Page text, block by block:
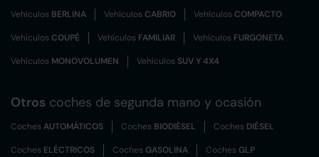
Vehículos BERLINA VehículosCABRIO VehículosCOMPACTO
VehículosCOUPÉ Vehículos FAMILIAR Vehículos FURGONETA
Vehículos MONOVOLUMEN Vehículos SUV Y 4X4
Otros coches de segunda mano y ocasión
CochesAUTOMÁTICOS Coches BIODIÉSEL Coches DIÉSEL
Coches ELÉCTRICOS CochesGASOLINA CochesGLP